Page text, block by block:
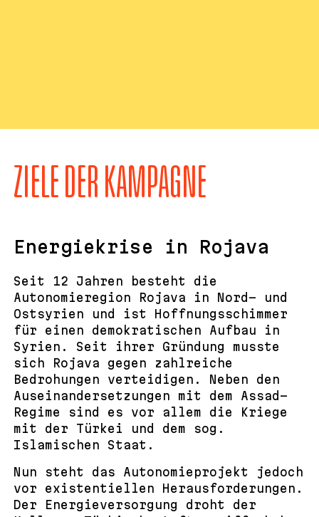
ZIELE DER KAMPAGNE
Energiekrise in Rojava
Seit 12 Jahren besteht die
Autonomieregion Rojava in Nord- und
Ostsyrien und ist Hoffnungsschimmer
für einen demokratischen Aufbau in
Syrien. Seit ihrer Gründung musste
sich Rojava gegen zahlreiche
Bedrohungen verteidigen. Neben den
Auseinandersetzungen mit dem Assad-
Regime sind es vor allem die Kriege
mit der Türkei und dem sog.
Islamischen Staat.
Nun steht das Autonomieprojekt jedoch
vor existentiellen Herausforderungen.
Der Energieversorgung droht der